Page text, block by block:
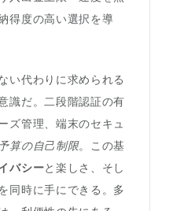
得度の高い選択を導
い代わりに求められる
識だ。二段階認証の有
ズ管理、端末のセキュ
算の自己制限。この基
バシーと楽しさ、そし
同時に手にできる。多